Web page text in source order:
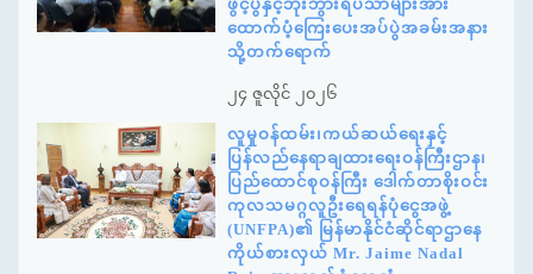
ဖွင့်ပွဲနှင့်ဘိုးဘွားရိပ်သာများအား
ထောက်ပံ့ကြေးပေးအပ်ပွဲအခမ်းအနား
သို့တက်ရောက်
၂၄ ဇူလိုင် ၂၀၂၆
လူမှုဝန်ထမ်း၊ကယ်ဆယ်ရေးနှင့်
ပြန်လည်နေရာချထားရေးဝန်ကြီးဌာန၊
ပြည်ထောင်စုဝန်ကြီး ဒေါက်တာစိုးဝင်း
ကုလသမဂ္ဂလူဦးရေရန်ပုံငွေအဖွဲ့
(UNFPA)၏ မြန်မာနိုင်ငံဆိုင်ရာဌာနေ
ကိုယ်စားလှယ် Mr. Jaime Nadal